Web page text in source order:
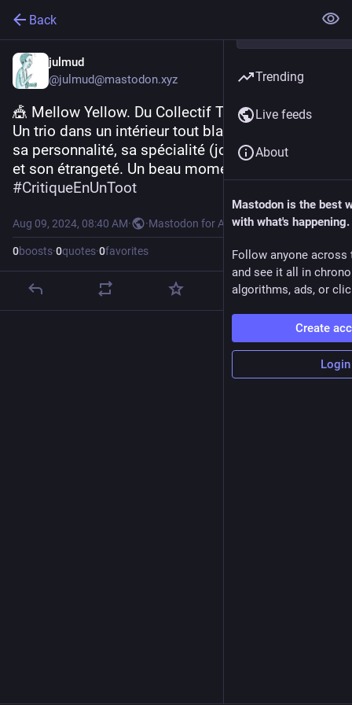
Back
julmud
@julmud@mastodon.xyz
🎪 Mellow Yellow. Du Collectif TBTF, au Castrum.
Un trio dans un intérieur tout blanc. Chacun avec
sa personnalité, sa spécialité (jonglage, sol, ...),
et son étrangeté. Un beau moment.
#CritiqueEnUnToot
Aug 09, 2024, 08:40 AM· ·Mastodon for Android
0boosts·0quotes·0favorites
Trending
Live feeds
About
Mastodon is the best
with what's happening.
Follow anyone across
and see it all in
algorithms, ads, or
Create
Login